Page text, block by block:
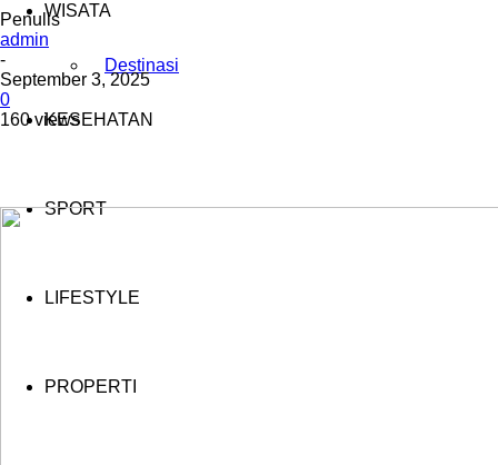
WISATA
Destinasi
KESEHATAN
SPORT
LIFESTYLE
PROPERTI
Penulis
admin
-
September 3, 2025
0
160 views